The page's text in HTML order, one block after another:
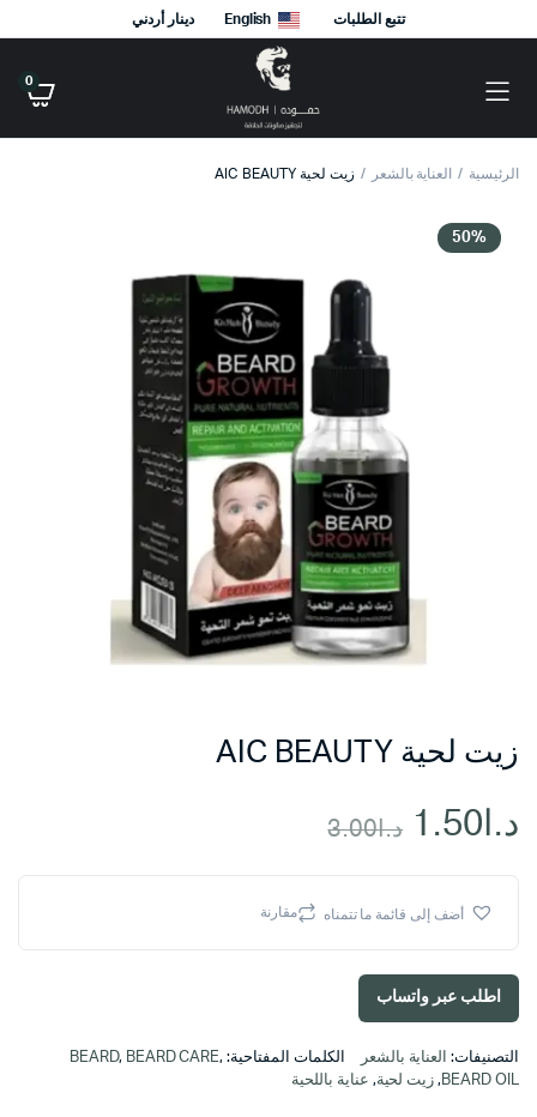
تتبع الطلبات English دينار أردني
0
الرئيسية العناية بالشعر زيت لحية AIC BEAUTY
50%
زيت لحية AIC BEAUTY
د.ا3.00
السعر
الأصلي
د.ا3.00.
د.ا1.50
السعر
الحالي
د.ا1.50.
أضف إلى قائمة ما تتمناه مقارنة
اطلب عبر واتساب
التصنيفات: العناية بالشعر الكلمات المفتاحية: BEARD, BEARD CARE,
BEARD OIL
, زيت لحية, عناية باللحية